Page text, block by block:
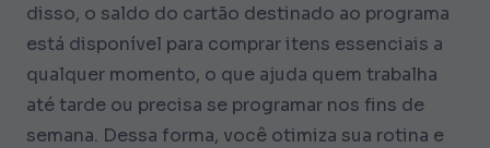
disso, o saldo do cartão destinado ao programa
está disponível para comprar itens essenciais a
qualquer momento, o que ajuda quem trabalha
até tarde ou precisa se programar nos fins de
semana. Dessa forma, você otimiza sua rotina e